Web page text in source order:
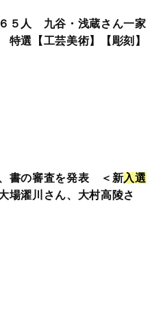
６５人 九谷・浅蔵さん一家
選【工芸美術】【彫刻】
書の審査を発表 ＜新入選
場濯川さん、大村高陵さ